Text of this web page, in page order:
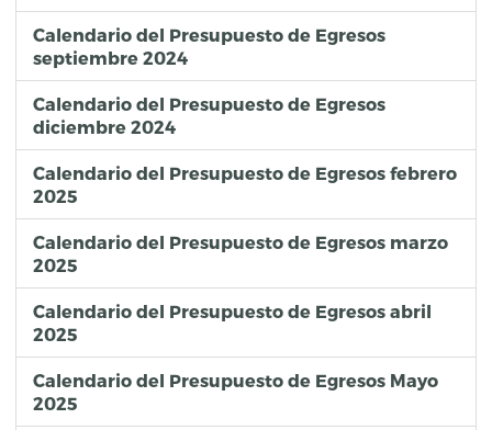
Calendario del Presupuesto de Egresos
septiembre 2024
Calendario del Presupuesto de Egresos
diciembre 2024
Calendario del Presupuesto de Egresos febrero
2025
Calendario del Presupuesto de Egresos marzo
2025
Calendario del Presupuesto de Egresos abril
2025
Calendario del Presupuesto de Egresos Mayo
2025